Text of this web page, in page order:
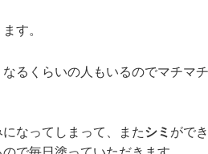
す。
るくらいの人もいるのでマチマチ
なってしまって、またシミ がで